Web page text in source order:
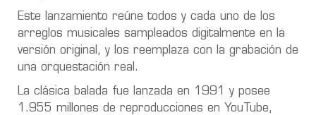
Este lanzamiento reúne todos y cada uno de los
arreglos musicales sampleados digitalmente en la
versión original, y los reemplaza con la grabación de
una orquestación real.
La clásica balada fue lanzada en 1991 y posee
1.955 millones de reproducciones en YouTube,